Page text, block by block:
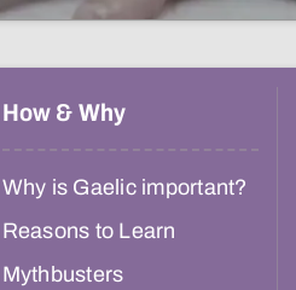
How & Why
Why is Gaelic important?
Reasons to Learn
Mythbusters